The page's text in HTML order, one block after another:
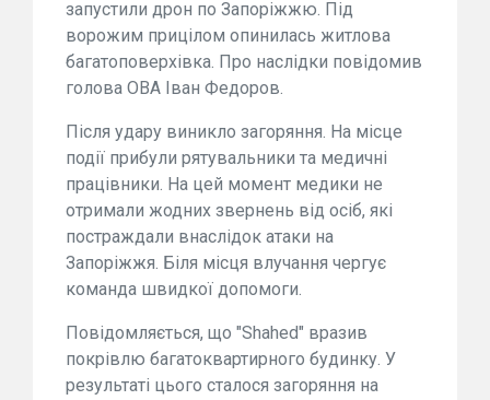
запустили дрон по Запоріжжю. Під
ворожим прицілом опинилась житлова
багатоповерхівка. Про наслідки повідомив
голова ОВА Іван Федоров.
Після удару виникло загоряння. На місце
події прибули рятувальники та медичні
працівники. На цей момент медики не
отримали жодних звернень від осіб, які
постраждали внаслідок атаки на
Запоріжжя. Біля місця влучання чергує
команда швидкої допомоги.
Повідомляється, що "Shahed" вразив
покрівлю багатоквартирного будинку. У
результаті цього сталося загоряння на